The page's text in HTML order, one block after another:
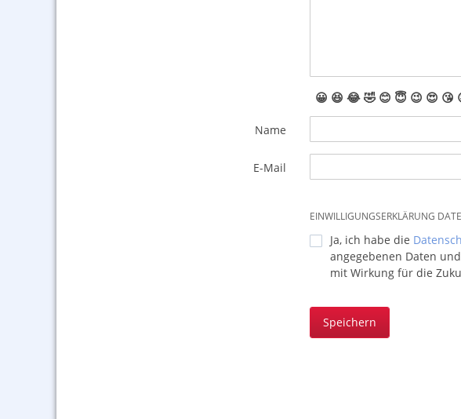
😀 😆 😂🤣 😊 😇 😉 😍 😘
Name
E-Mail
EINWILLIGUNGSERKLÄRUNG
Ja, ich habe die
angegebenen Daten
mit Wirkung für die
Speichern